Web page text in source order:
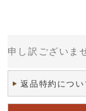
申し訳ございま
返品特約につい